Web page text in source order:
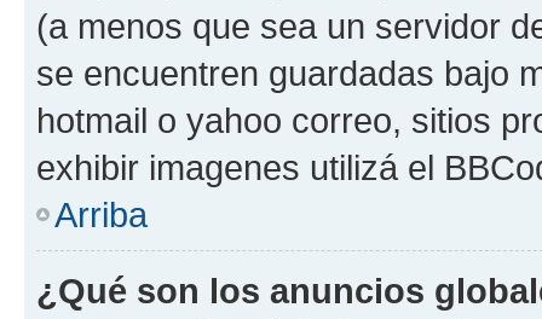
(a menos que sea un servidor
se encuentren guardadas bajo
hotmail o yahoo correo, sitios
exhibir imagenes utilizá el
Arriba
¿Qué son los anuncios